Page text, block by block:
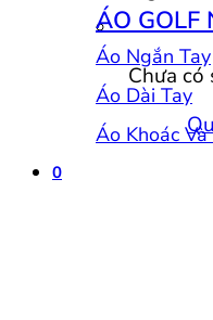
Chưa có
0
ÁO GOLF
Áo Ngắn Tay
Áo Dài Tay
Áo Khoác